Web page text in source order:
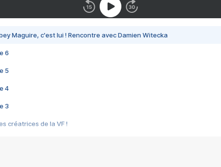
Maguire, c'est lui ! Rencontre avec Damien Witecka
6
5
4
3
créatrices de la VF !